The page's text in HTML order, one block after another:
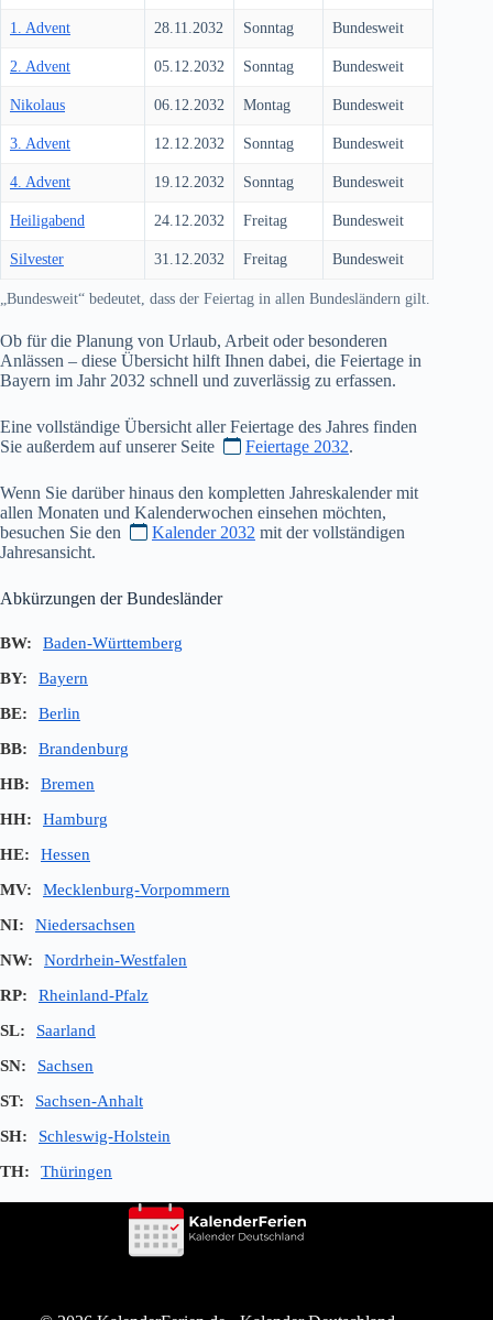
1. Advent 28.11.2032 Sonntag Bundesweit
2. Advent 05.12.2032 Sonntag Bundesweit
Nikolaus 06.12.2032 Montag Bundesweit
3. Advent 12.12.2032 Sonntag Bundesweit
4. Advent 19.12.2032 Sonntag Bundesweit
Heiligabend 24.12.2032 Freitag Bundesweit
Silvester 31.12.2032 Freitag Bundesweit
„Bundesweit“ bedeutet, dass der Feiertag in allen Bundesländern gilt.
Ob für die Planung von Urlaub, Arbeit oder besonderen
Anlässen – diese Übersicht hilft Ihnen dabei, die Feiertage in
Bayern im Jahr 2032 schnell und zuverlässig zu erfassen.
Eine vollständige Übersicht aller Feiertage des Jahres finden
Sie außerdem auf unserer Seite
Feiertage 2032.
Wenn Sie darüber hinaus den kompletten Jahreskalender mit
allen Monaten und Kalenderwochen einsehen möchten,
besuchen Sie den
Kalender 2032 mit der vollständigen
Jahresansicht.
Abkürzungen der Bundesländer
BW:
Baden-Württemberg
BY:
Bayern
BE:
Berlin
BB:
Brandenburg
HB:
Bremen
HH:
Hamburg
HE:
Hessen
MV:
Mecklenburg-Vorpommern
NI:
Niedersachsen
NW:
Nordrhein-Westfalen
RP:
Rheinland-Pfalz
SL:
Saarland
SN:
Sachsen
ST:
Sachsen-Anhalt
SH:
Schleswig-Holstein
TH:
Thüringen